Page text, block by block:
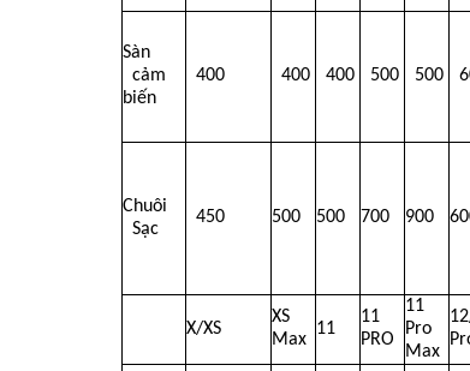
Sàn
cảm
biến
400 400 400 500 500
Chuôi
Sạc
450 500 500 700 900
X/XS
XS
Max
11
11
PRO
11
Pro
Max